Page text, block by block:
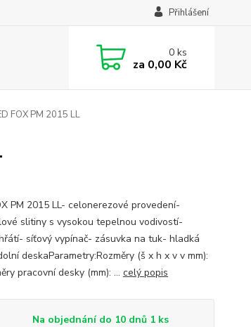
Přihlášení
0ks
za 0,00 Kč
FOX PM 2015 LL
PM 2015 LL- celonerezové provedení-
slitiny s vysokou tepelnou vodivostí-
síťový vypínač- zásuvka na tuk- hladká
deskaParametry:Rozměry (š x h x v v mm):
pracovní desky (mm): ... celý popis
Na objednání do 10 dnů 1 ks